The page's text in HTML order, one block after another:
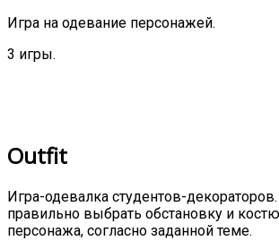
Игра на одевание персонажей.
3 игры.
Outfit
Игра-одевалка студентов-декораторов.
правильно выбрать обстановку и
персонажа, согласно заданной теме.